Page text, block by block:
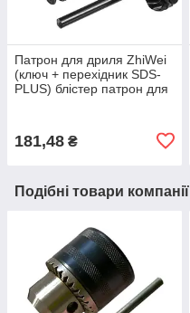
Патрон для дриля ZhiWei
(ключ + перехідник SDS-
PLUS) блістер патрон для
181,48 ₴
Подібні товари компанії